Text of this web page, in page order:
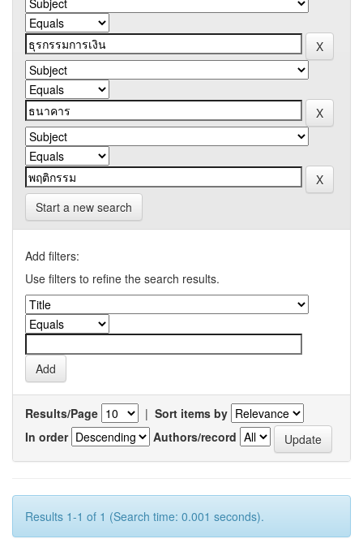
Start a new search
Add filters:
Use filters to refine the search results.
Results/Page | Sort items by
In order
Authors/record
Results 1-1 of 1 (Search time: 0.001 seconds).